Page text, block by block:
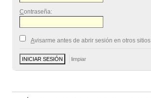
Contraseña:
Avisarme antes de abrir sesión en otros sitios.